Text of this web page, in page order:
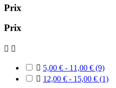
Prix
Prix
 
 5,00 € - 11,00 € (9)
 12,00 € - 15,00 € (1)